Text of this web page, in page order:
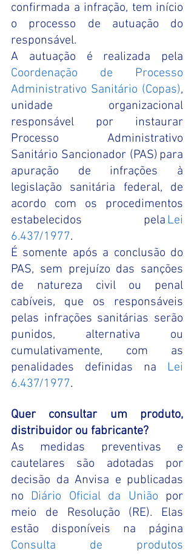
confirmada a infração, tem início
o processo de autuação do
responsável.
A autuação é realizada pela
Coordenação de Processo
Administrativo Sanitário (Copas),
unidade organizacional
responsável por instaurar
Processo Administrativo
Sanitário Sancionador (PAS) para
apuração de infrações à
legislação sanitária federal, de
acordo com os procedimentos
estabelecidos pela Lei
6.437/1977.
É somente após a conclusão do
PAS, sem prejuízo das sanções
de natureza civil ou penal
cabíveis, que os responsáveis
pelas infrações sanitárias serão
punidos, alternativa ou
cumulativamente, com as
penalidades definidas na
Lei
6.437/1977.
Quer consultar um produto,
distribuidor ou fabricante?
As medidas preventivas e
cautelares são adotadas por
decisão da Anvisa e publicadas
no Diário Oficial da União por
meio de Resolução (RE). Elas
estão disponíveis na página
Consulta de produtos